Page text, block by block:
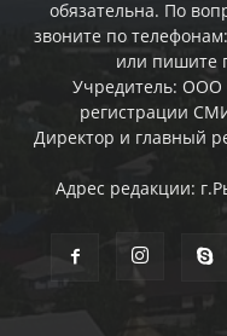
обязательна. По
звоните по
или пишите
Учредитель: ООО
регистрации
Директор и главный
Адрес редакции: